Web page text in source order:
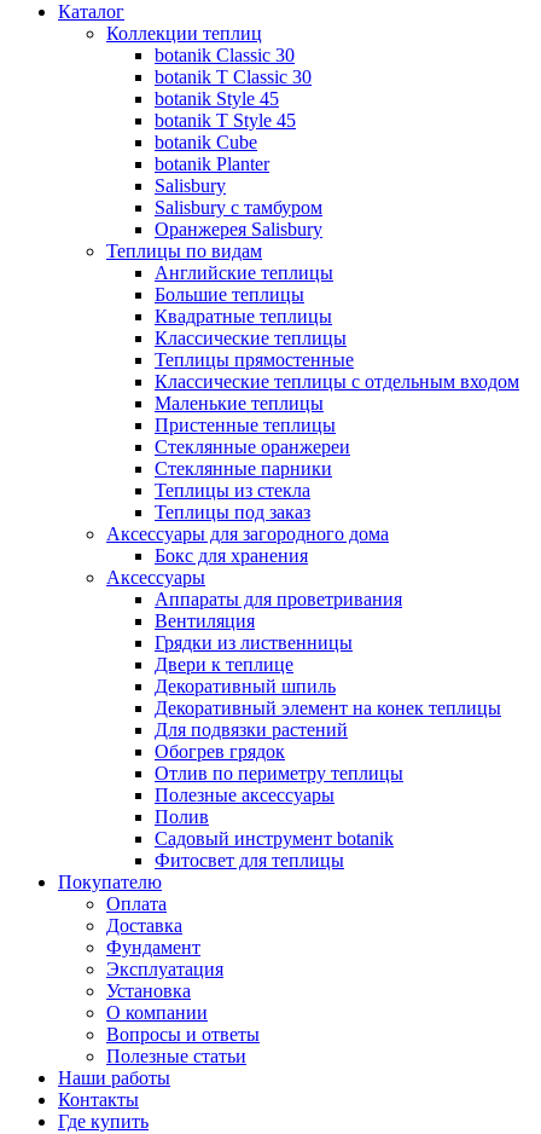
Каталог
Коллекции теплиц
botanik Classic 30
botanik T Classic 30
botanik Style 45
botanik Т Style 45
botanik Cube
botanik Planter
Salisbury
Salisbury с тамбуром
Оранжерея Salisbury
Теплицы по видам
Английские теплицы
Большие теплицы
Квадратные теплицы
Классические теплицы
Теплицы прямостенные
Классические теплицы с отдельным входом
Маленькие теплицы
Пристенные теплицы
Стеклянные оранжереи
Стеклянные парники
Теплицы из стекла
Теплицы под заказ
Аксессуары для загородного дома
Бокс для хранения
Аксессуары
Аппараты для проветривания
Вентиляция
Грядки из лиственницы
Двери к теплице
Декоративный шпиль
Декоративный элемент на конек теплицы
Для подвязки растений
Обогрев грядок
Отлив по периметру теплицы
Полезные аксессуары
Полив
Садовый инструмент botanik
Фитосвет для теплицы
Покупателю
Оплата
Доставка
Фундамент
Эксплуатация
Установка
О компании
Вопросы и ответы
Полезные статьи
Наши работы
Контакты
Где купить